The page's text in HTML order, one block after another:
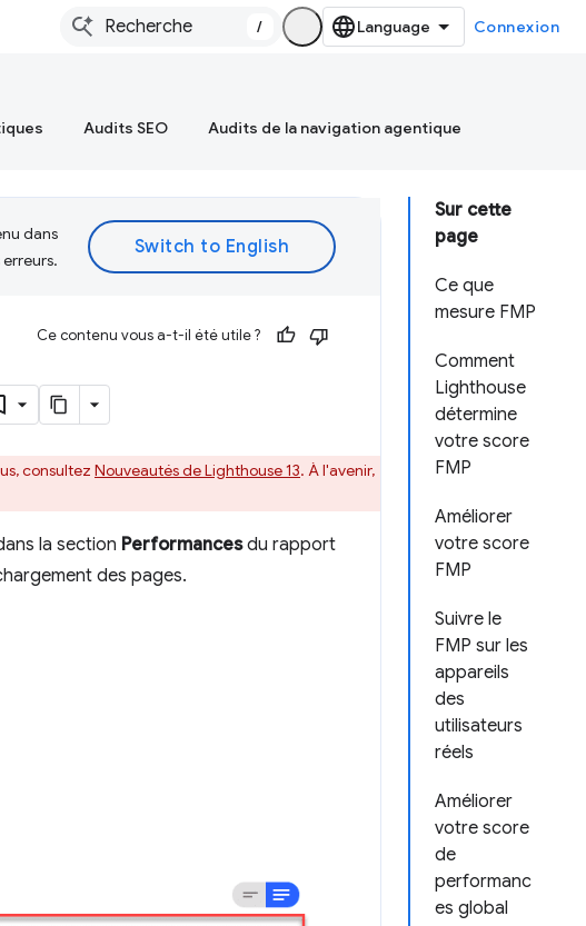
/ Connexion
Audits SEO Audits de la navigation agentique
Sur cette
page
Ce que
mesure FMP
Comment
Lighthouse
détermine
votre score
FMP
Améliorer
votre score
FMP
Suivre le
FMP sur les
appareils
des
utilisateurs
réels
Améliorer
votre score
de
performanc
es global
dans
Ce contenu vous a-t-il été utile ?
consultez Nouveautés de Lighthouse 13. À l'avenir,
la section Performancesdu rapport
des pages.